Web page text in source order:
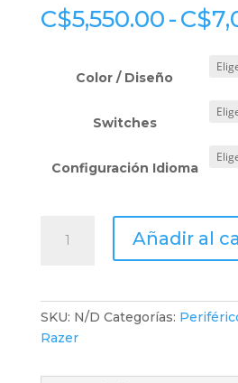
C$5,550.00-C$
Color / Diseño
Switches
Configuración Idioma
BlackWidow
cantidad
Añadir al
SKU: N/D Categorías:
Razer